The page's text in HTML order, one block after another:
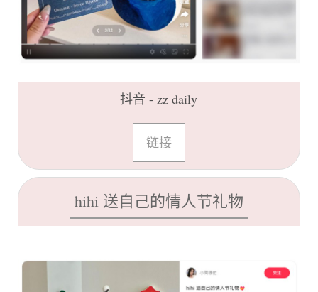
抖音 - zz daily
链接
hihi 送自己的情人节礼物